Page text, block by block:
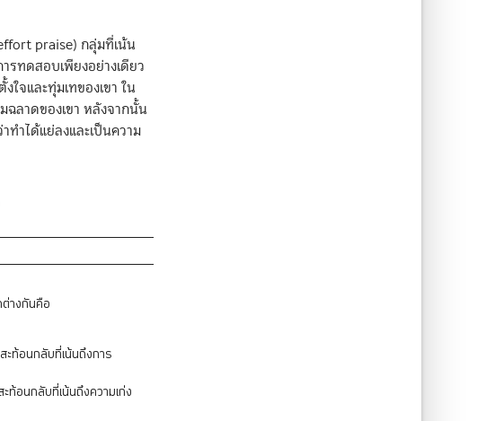
praise) กลุ่มที่เน้น
ทดสอบเพียงอย่างเดียว
จและทุ่มเทของเขา ใน
ลาดของเขา หลังจากนั้น
ำได้แย่ลงและเป็นความ
ต่างกันคือ
ท้อนกลับที่เน้นถึงการ
ท้อนกลับที่เน้นถึงความเก่ง